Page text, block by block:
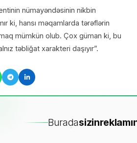
nümayəndəsinin nikbin
ki, hansı məqamlarda tərəflərin
mümkün olub. Çox güman ki, bu
təbliğat xarakteri daşıyır”.
Buradasizin